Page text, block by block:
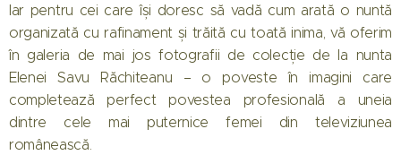
Iar pentru cei care își doresc să vadă cum arată o nuntă
organizată cu rafinament și trăită cu toată inima, vă oferim
în galeria de mai jos fotografii de colecție de la nunta
Elenei Savu Răchiteanu – o poveste în imagini care
completează perfect povestea profesională a uneia
dintre cele mai puternice femei din televiziunea
românească.